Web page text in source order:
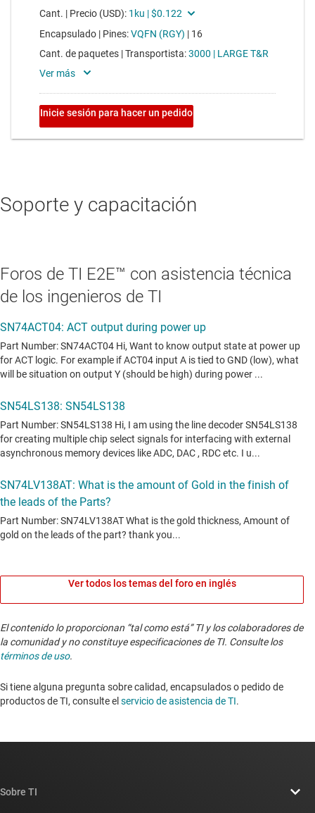
Soporte y capacitación
Foros de TI E2E™ con asistencia técnica
de los ingenieros de TI
Ver todos los temas del foro en inglés
El contenido lo proporcionan “tal como está” TI y los colaboradores de
la comunidad y no constituye especificaciones de TI. Consulte los
términos de uso.
Si tiene alguna pregunta sobre calidad, encapsulados o pedido de
productos de TI, consulte el servicio de asistencia de TI. ​​​​​​​​​​​​​​
Sobre TI